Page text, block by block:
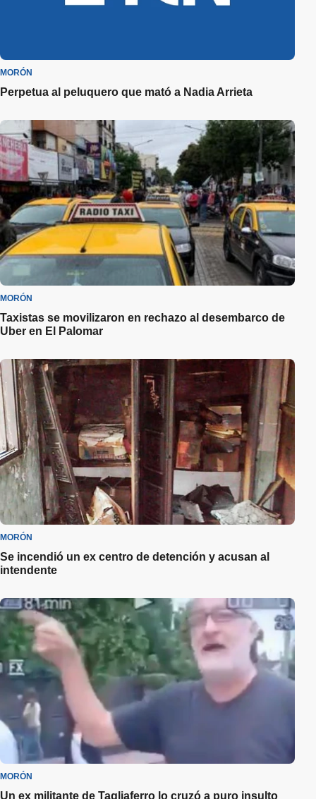
MORÓN
Perpetua al peluquero que mató a Nadia Arrieta
MORÓN
Taxistas se movilizaron en rechazo al desembarco de
Uber en El Palomar
MORÓN
Se incendió un ex centro de detención y acusan al
intendente
MORÓN
Un ex militante de Tagliaferro lo cruzó a puro insulto